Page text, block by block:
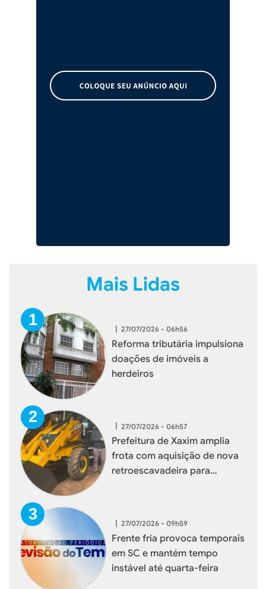
Mais Lidas
| 27/07/2026 - 06h56
Reforma tributária impulsiona
doações de imóveis a
herdeiros
| 27/07/2026 - 06h57
Prefeitura de Xaxim amplia
frota com aquisição de nova
retroescavadeira para
| 27/07/2026 - 09h59
Frente fria provoca temporais
em SC e mantém tempo
instável até quarta-feira